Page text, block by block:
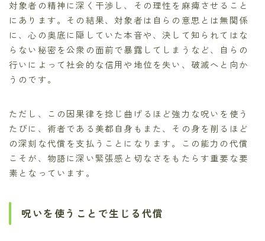
対象者の精神に深く干渉し、その理性を麻痺させること
にあります。その結果、対象者は自らの意思とは無関係
に、心の奥底に隠していた本音や、決して知られてはな
らない秘密を公衆の面前で暴露してしまうなど、自らの
行いによって社会的な信用や地位を失い、破滅へと向か
うのです。
ただし、この因果律を捻じ曲げるほど強力な呪いを使う
たびに、術者である美都自身もまた、その身を削るほど
の深刻な代償を支払うことになります。この能力の代償
こそが、物語に深い緊張感と切なさをもたらす重要な要
素となっています。
呪いを使うことで生じる代償